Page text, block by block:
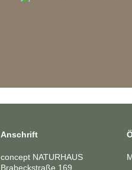
Anschrift
concept NATURHAUS
Brabeckstraße 169